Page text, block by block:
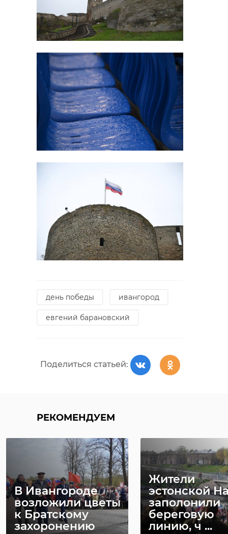
день победы ивангород
евгений барановский
Поделиться статьей:
РЕКОМЕНДУЕМ
В Ивангороде
возложили цветы
к Братскому
захоронению
Жители
эстонской
заполонили
береговую
линию, ч ...